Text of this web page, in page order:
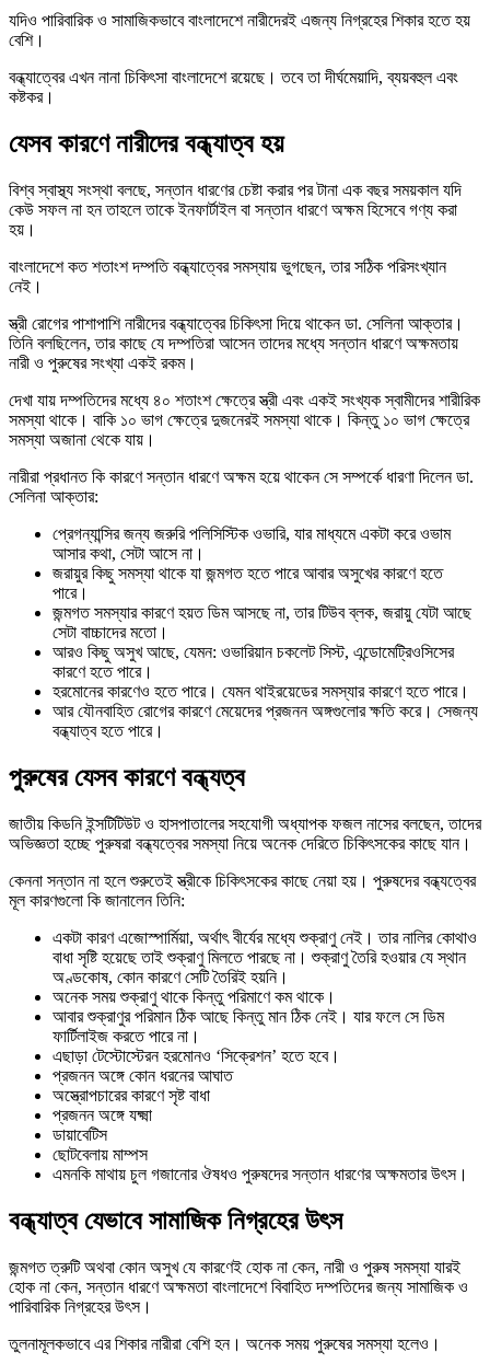
যদিও পারিবারিক ও সামাজিকভাবে বাংলাদেশে নারীদেরই এজন্য নিগ্রহের শিকার হতে হয়
বেশি।
বন্ধ্যাত্বের এখন নানা চিকিৎসা বাংলাদেশে রয়েছে। তবে তা দীর্ঘমেয়াদি, ব্যয়বহুল এবং
কষ্টকর।
যেসব কারণে নারীদের বন্ধ্যাত্ব হয়
বিশ্ব স্বাস্থ্য সংস্থা বলছে, সন্তান ধারণের চেষ্টা করার পর টানা এক বছর সময়কাল যদি
কেউ সফল না হন তাহলে তাকে ইনফার্টাইল বা সন্তান ধারণে অক্ষম হিসেবে গণ্য করা
হয়।
বাংলাদেশে কত শতাংশ দম্পতি বন্ধ্যাত্বের সমস্যায় ভুগছেন, তার সঠিক পরিসংখ্যান
নেই।
স্ত্রী রোগের পাশাপাশি নারীদের বন্ধ্যাত্বের চিকিৎসা দিয়ে থাকেন ডা. সেলিনা আক্তার।
তিনি বলছিলেন, তার কাছে যে দম্পতিরা আসেন তাদের মধ্যে সন্তান ধারণে অক্ষমতায়
নারী ও পুরুষের সংখ্যা একই রকম।
দেখা যায় দম্পতিদের মধ্যে ৪০ শতাংশ ক্ষেত্রে স্ত্রী এবং একই সংখ্যক স্বামীদের শারীরিক
সমস্যা থাকে। বাকি ১০ ভাগ ক্ষেত্রে দুজনেরই সমস্যা থাকে। কিন্তু ১০ ভাগ ক্ষেত্রে
সমস্যা অজানা থেকে যায়।
নারীরা প্রধানত কি কারণে সন্তান ধারণে অক্ষম হয়ে থাকেন সে সম্পর্কে ধারণা দিলেন ডা.
সেলিনা আক্তার:
প্রেগন্যান্সির জন্য জরুরি পলিসিস্টিক ওভারি, যার মাধ্যমে একটা করে ওভাম
আসার কথা, সেটা আসে না।
জরায়ুর কিছু সমস্যা থাকে যা জন্মগত হতে পারে আবার অসুখের কারণে হতে
পারে।
জন্মগত সমস্যার কারণে হয়ত ডিম আসছে না, তার টিউব ব্লক, জরায়ু যেটা আছে
সেটা বাচ্চাদের মতো।
আরও কিছু অসুখ আছে, যেমন: ওভারিয়ান চকলেট সিস্ট, এন্ডোমেট্রিওসিসের
কারণে হতে পারে।
হরমোনের কারণেও হতে পারে। যেমন থাইরয়েডের সমস্যার কারণে হতে পারে।
আর যৌনবাহিত রোগের কারণে মেয়েদের প্রজনন অঙ্গগুলোর ক্ষতি করে। সেজন্য
বন্ধ্যাত্ব হতে পারে।
পুরুষের যেসব কারণে বন্ধ্যত্ব
জাতীয় কিডনি ইন্সটিটিউট ও হাসপাতালের সহযোগী অধ্যাপক ফজল নাসের বলছেন, তাদের
অভিজ্ঞতা হচ্ছে পুরুষরা বন্ধ্যত্বের সমস্যা নিয়ে অনেক দেরিতে চিকিৎসকের কাছে যান।
কেননা সন্তান না হলে শুরুতেই স্ত্রীকে চিকিৎসকের কাছে নেয়া হয়। পুরুষদের বন্ধ্যত্বের
মূল কারণগুলো কি জানালেন তিনি:
একটা কারণ এজোস্পার্মিয়া, অর্থাৎ বীর্যের মধ্যে শুক্রাণু নেই। তার নালির কোথাও
বাধা সৃষ্টি হয়েছে তাই শুক্রাণু মিলতে পারছে না। শুক্রাণু তৈরি হওয়ার যে স্থান
অণ্ডকোষ, কোন কারণে সেটি তৈরিই হয়নি।
অনেক সময় শুক্রাণু থাকে কিন্তু পরিমাণে কম থাকে।
আবার শুক্রাণুর পরিমান ঠিক আছে কিন্তু মান ঠিক নেই। যার ফলে সে ডিম
ফার্টিলাইজ করতে পারে না।
এছাড়া টেস্টোস্টেরন হরমোনও ‘সিক্রেশন’ হতে হবে।
প্রজনন অঙ্গে কোন ধরনের আঘাত
অস্ত্রোপচারের কারণে সৃষ্ট বাধা
প্রজনন অঙ্গে যক্ষ্মা
ডায়াবেটিস
ছোটবেলায় মাম্পস
এমনকি মাথায় চুল গজানোর ঔষধও পুরুষদের সন্তান ধারণের অক্ষমতার উৎস।
বন্ধ্যাত্ব যেভাবে সামাজিক নিগ্রহের উৎস
জন্মগত ত্রুটি অথবা কোন অসুখ যে কারণেই হোক না কেন, নারী ও পুরুষ সমস্যা যারই
হোক না কেন, সন্তান ধারণে অক্ষমতা বাংলাদেশে বিবাহিত দম্পতিদের জন্য সামাজিক ও
পারিবারিক নিগ্রহের উৎস।
তুলনামূলকভাবে এর শিকার নারীরা বেশি হন। অনেক সময় পুরুষের সমস্যা হলেও।